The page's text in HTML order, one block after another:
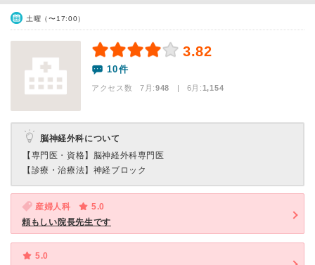
土曜（〜17:00）
3.82
10件
アクセス数 7月:948 | 6月:1,154
脳神経外科について
【専門医・資格】 脳神経外科専門医
【診療・治療法】 神経ブロック
産婦人科
5.0
頼もしい院長先生です
5.0